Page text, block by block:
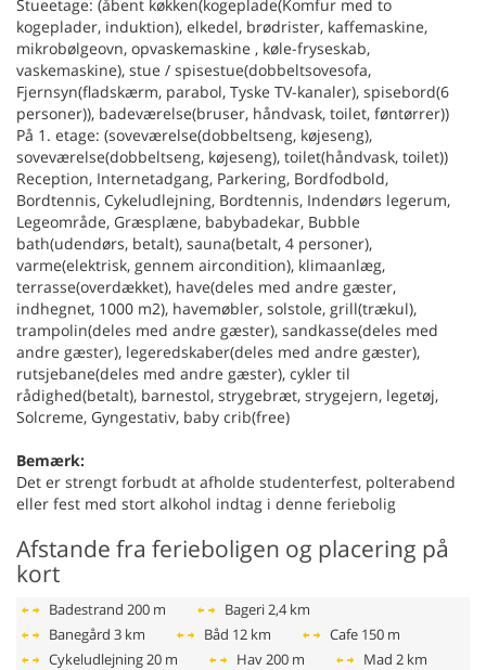
Stueetage: (åbent køkken(kogeplade(Komfur med to
kogeplader, induktion), elkedel, brødrister, kaffemaskine,
mikrobølgeovn, opvaskemaskine , køle-fryseskab,
vaskemaskine), stue / spisestue(dobbeltsovesofa,
Fjernsyn(fladskærm, parabol, Tyske TV-kanaler), spisebord(6
personer)), badeværelse(bruser, håndvask, toilet, føntørrer))
På 1. etage: (soveværelse(dobbeltseng, køjeseng),
soveværelse(dobbeltseng, køjeseng), toilet(håndvask, toilet))
Reception, Internetadgang, Parkering, Bordfodbold,
Bordtennis, Cykeludlejning, Bordtennis, Indendørs legerum,
Legeområde, Græsplæne, babybadekar, Bubble
bath(udendørs, betalt), sauna(betalt, 4 personer),
varme(elektrisk, gennem aircondition), klimaanlæg,
terrasse(overdækket), have(deles med andre gæster,
indhegnet, 1000 m2), havemøbler, solstole, grill(trækul),
trampolin(deles med andre gæster), sandkasse(deles med
andre gæster), legeredskaber(deles med andre gæster),
rutsjebane(deles med andre gæster), cykler til
rådighed(betalt), barnestol, strygebræt, strygejern, legetøj,
Solcreme, Gyngestativ, baby crib(free)
Bemærk:
Det er strengt forbudt at afholde studenterfest, polterabend
eller fest med stort alkohol indtag i denne feriebolig
Afstande fra ferieboligen og placering på
kort
Badestrand 200 m Bageri2,4 km
Banegård 3 km Båd 12 km Cafe 150 m
Cykeludlejning20 m Hav200 m Mad 2 km